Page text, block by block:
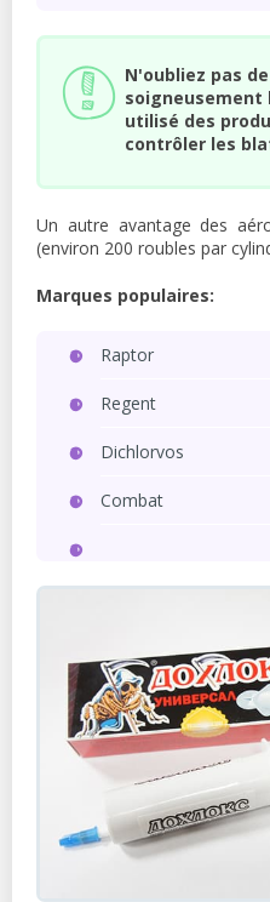
N'oubliez pas
soigneusement
utilisé des
contrôler les
Un autre avantage des
(environ 200 roubles par
Marques populaires:
Raptor
Regent
Dichlorvos
Combat